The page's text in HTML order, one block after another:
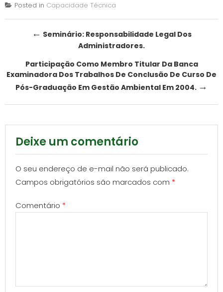
Posted in Capacidade Técnica
Post
navigation
← Seminário: Responsabilidade Legal Dos
Administradores.
Participação Como Membro Titular Da Banca
Examinadora Dos Trabalhos De Conclusão De Curso De
Pós-Graduação Em Gestão Ambiental Em 2004. →
Deixe um comentário
O seu endereço de e-mail não será publicado.
Campos obrigatórios são marcados com *
Comentário *